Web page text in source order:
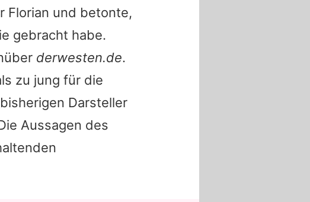
Florian und betonte,
gebracht habe.
derwesten.de.
zu jung für die
Darsteller
Aussagen des